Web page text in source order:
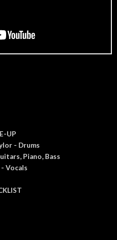
UP
- Drums
Piano, Bass
Vocals